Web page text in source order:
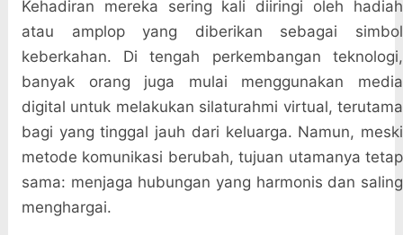
Kehadiran mereka sering kali diiringi oleh hadiah
atau amplop yang diberikan sebagai simbol
keberkahan. Di tengah perkembangan teknologi,
banyak orang juga mulai menggunakan media
digital untuk melakukan silaturahmi virtual, terutama
bagi yang tinggal jauh dari keluarga. Namun, meski
metode komunikasi berubah, tujuan utamanya tetap
sama: menjaga hubungan yang harmonis dan saling
menghargai.